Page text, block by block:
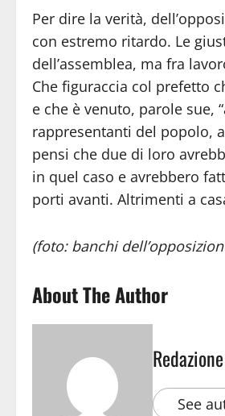
Per dire la verità,
con estremo ritardo. Le
dell’assemblea, ma fra
Che figuraccia col prefetto
e che è venuto, parole sue,
rappresentanti del popolo,
pensi che due di loro
in quel caso e avrebbero
porti avanti. Altrimenti a
(foto: banchi
About The Author
Redazione
See